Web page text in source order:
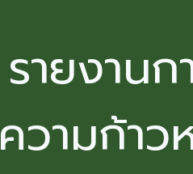
รายงาน
ความก้า